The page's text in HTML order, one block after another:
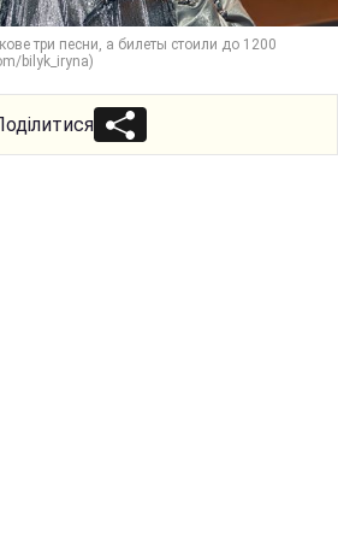
три песни, а билеты стоили до 1200
bilyk_iryna)